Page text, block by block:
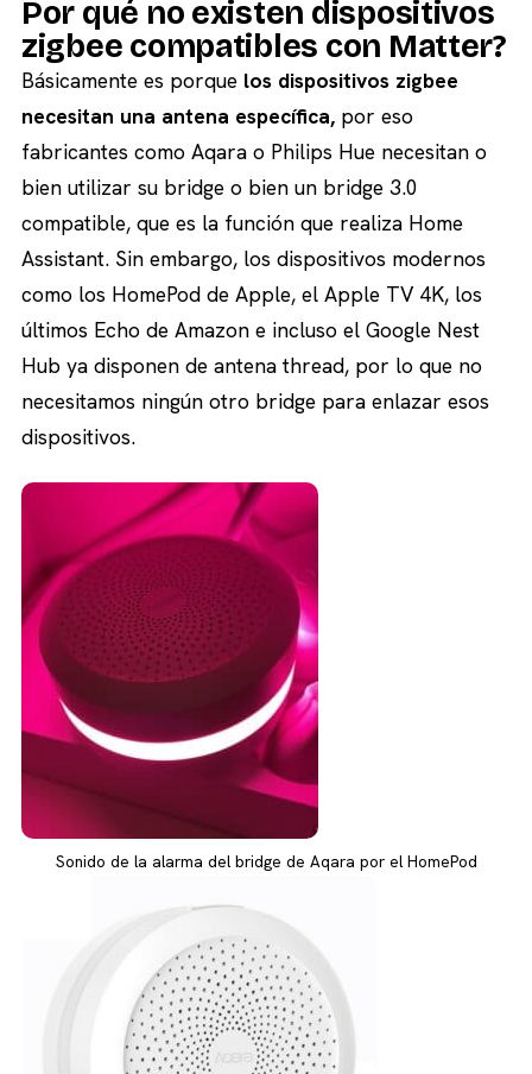
Por qué no existen dispositivos
zigbee compatibles con Matter?
Básicamente es porque los dispositivos zigbee
necesitan una antena específica, por eso
fabricantes como Aqara o Philips Hue necesitan o
bien utilizar su bridge o bien un bridge 3.0
compatible, que es la función que realiza Home
Assistant. Sin embargo, los dispositivos modernos
como los HomePod de Apple, el Apple TV 4K, los
últimos Echo de Amazon e incluso el Google Nest
Hub ya disponen de antena thread, por lo que no
necesitamos ningún otro bridge para enlazar esos
dispositivos.
Sonido de la alarma del bridge de Aqara por el HomePod